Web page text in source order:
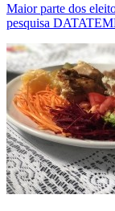
Maior parte dos
pesquisa